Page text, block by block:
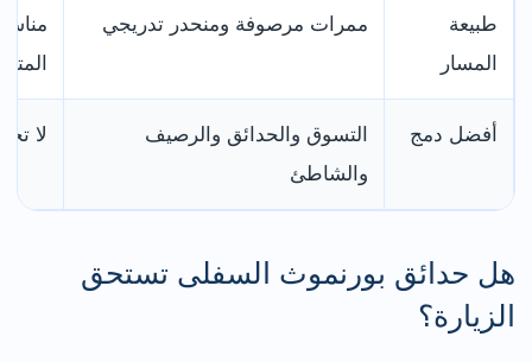
طبيعة
المسار
ممرات مرصوفة ومنحدر تدريجي
أفضل دمج
التسوق والحدائق والرصيف
والشاطئ
لا
هل حدائق بورنموث السفلى تستحق
الزيارة؟